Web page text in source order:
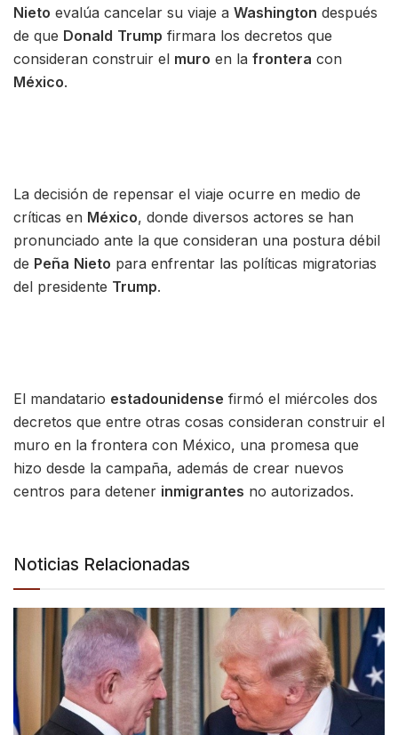
Nieto evalúa cancelar su viaje a Washington después
de que Donald Trump firmara los decretos que
consideran construir el muro en la frontera con
México.
La decisión de repensar el viaje ocurre en medio de
críticas en México, donde diversos actores se han
pronunciado ante la que consideran una postura débil
de Peña Nieto para enfrentar las políticas migratorias
del presidente Trump.
El mandatario estadounidense firmó el miércoles dos
decretos que entre otras cosas consideran construir el
muro en la frontera con México, una promesa que
hizo desde la campaña, además de crear nuevos
centros para detener inmigrantes no autorizados.
Noticias Relacionadas